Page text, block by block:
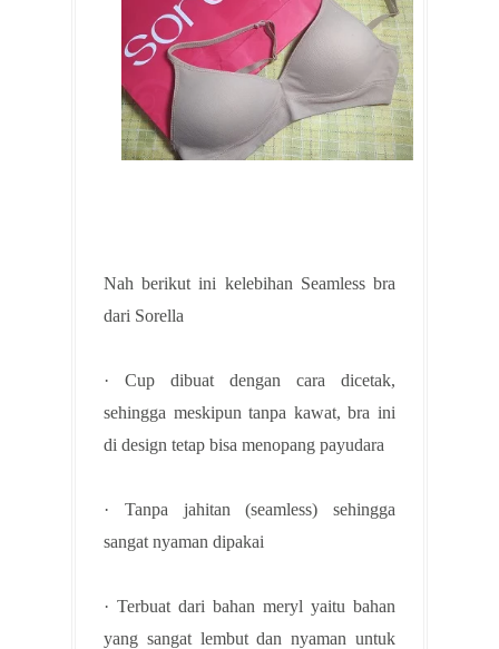
Nah berikut ini kelebihan Seamless bra
dari Sorella
· Cup dibuat dengan cara dicetak,
sehingga meskipun tanpa kawat, bra ini
di design tetap bisa menopang payudara
· Tanpa jahitan (seamless) sehingga
sangat nyaman dipakai
· Terbuat dari bahan meryl yaitu bahan
yang sangat lembut dan nyaman untuk